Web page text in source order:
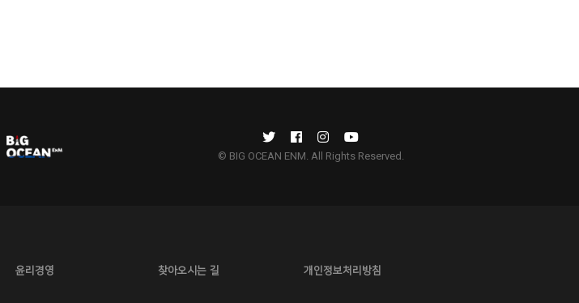
© BIG OCEAN ENM. All Rights Reserved.
윤리경영 찾아오시는 길 개인정보처리방침